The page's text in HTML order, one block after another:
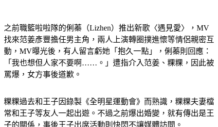
之前職籃啦啦隊的俐蓁（Lizhen）推出新歌〈遇見愛〉，MV
找來范姜彥豐擔任男主角，兩人上演轉圈撲進懷等情侶親密互
動，MV曝光後，有人留言虧她「抱久一點」，俐蓁則回應：
「我也想但人家不要啊……。」遭指介入范姜、粿粿，因此被
罵爆，女方事後道歉。
粿粿過去和王子因錄製《全明星運動會》而熟識，粿粿夫妻檔
常和王子等友人一起出遊。不過之前爆出婚變，就有傳出是王
子的關係，事後王子出席活動則快閃不讓媒體訪問。